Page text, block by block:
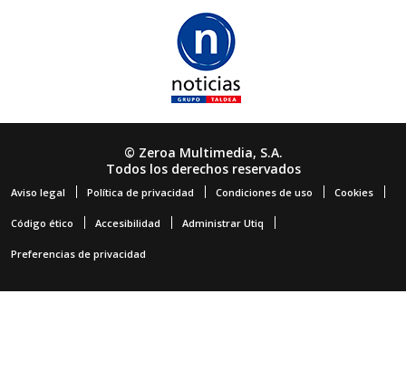
© Zeroa Multimedia, S.A.
Todos los derechos reservados
Aviso legal Política de privacidad Condiciones de uso Cookies
Código ético Accesibilidad Administrar Utiq
Preferencias de privacidad